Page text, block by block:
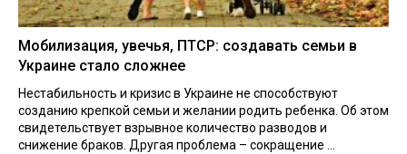
Мобилизация, увечья, ПТСР: создавать семьи в
Украине стало сложнее
Нестабильность и кризис в Украине не способствуют
созданию крепкой семьи и желании родить ребенка. Об этом
свидетельствует взрывное количество разводов и
снижение браков. Другая проблема – сокращение ...